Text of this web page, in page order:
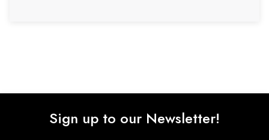
Sign up to our Newsletter!